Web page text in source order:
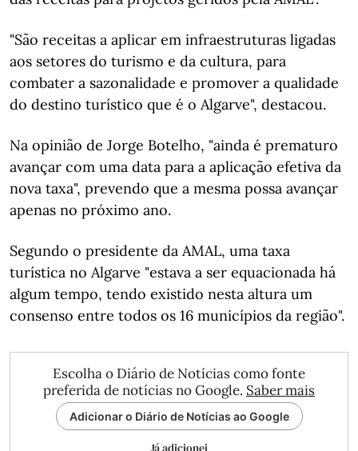
"São receitas a aplicar em infraestruturas ligadas
aos setores do turismo e da cultura, para
combater a sazonalidade e promover a qualidade
do destino turístico que é o Algarve", destacou.
Na opinião de Jorge Botelho, "ainda é prematuro
avançar com uma data para a aplicação efetiva da
nova taxa", prevendo que a mesma possa avançar
apenas no próximo ano.
Segundo o presidente da AMAL, uma taxa
turística no Algarve "estava a ser equacionada há
algum tempo, tendo existido nesta altura um
consenso entre todos os 16 municípios da região".
Escolha o Diário de Notícias como fonte
preferida de notícias no Google. Saber mais
Adicionar o Diário de Notícias ao Google
Já adicionei